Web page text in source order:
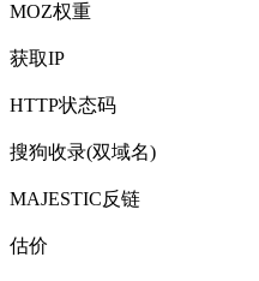
MOZ权重
获取IP
HTTP状态码
搜狗收录(双域名)
MAJESTIC反链
估价